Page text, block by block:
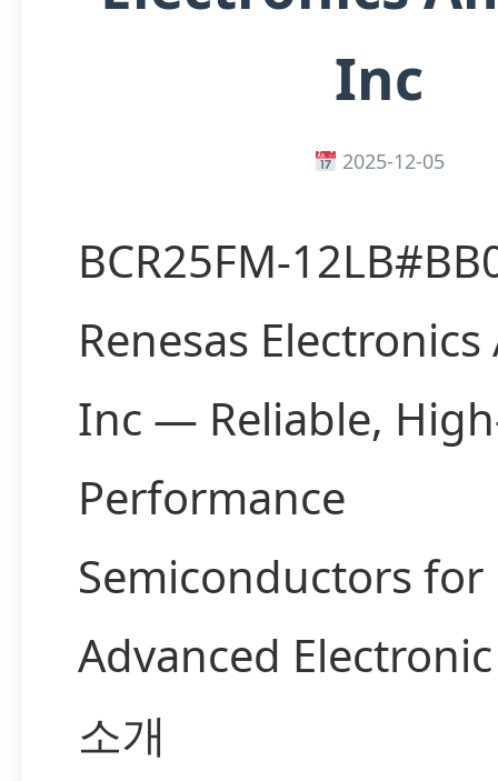
Inc
2025-12-05
BCR25FM-
Renesas
Inc — Reliable,
Performance
Semiconductors for
Advanced
소개